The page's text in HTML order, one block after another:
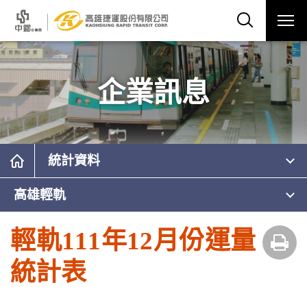
企業訊息
統計資料
高雄輕軌
輕軌111年12月份運量
統計表